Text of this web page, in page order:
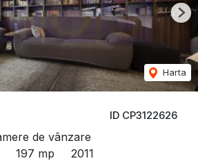
ID CP3122626
de vânzare
197 mp 2011
Harta